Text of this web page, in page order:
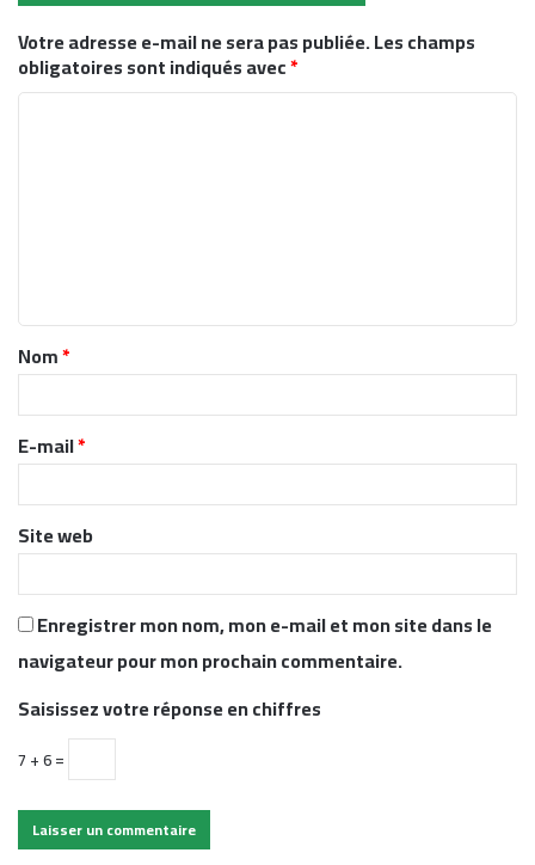
Votre adresse e-mail ne sera pas publiée.Les champs
obligatoires sont indiqués avec*
t
a
r
e
*
Nom*
E-mail*
Site web
Enregistrer mon nom, mon e-mail et mon site dans le
navigateur pour mon prochain commentaire.
Saisissez votre réponse en chiffres
7 + 6 =